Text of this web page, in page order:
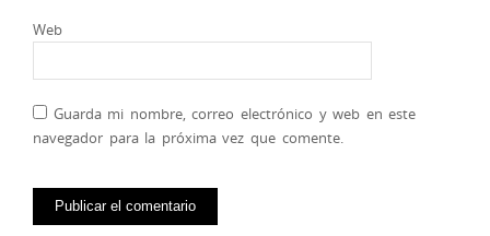
Web
Guarda mi nombre, correo electrónico y web en este
navegador para la próxima vez que comente.